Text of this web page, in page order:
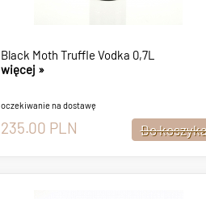
Black Moth Truffle Vodka 0,7L
więcej »
oczekiwanie na dostawę
235.00 PLN